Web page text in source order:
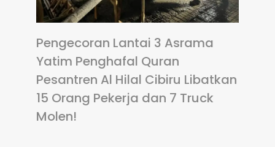
Pengecoran Lantai 3 Asrama
Yatim Penghafal Quran
Pesantren Al Hilal Cibiru Libatkan
15 Orang Pekerja dan 7 Truck
Molen!